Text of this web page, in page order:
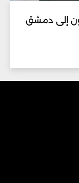
إلى دمشق